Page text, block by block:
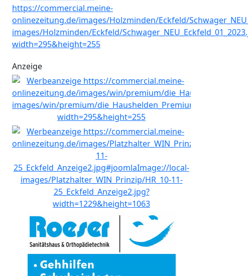
Anzeige